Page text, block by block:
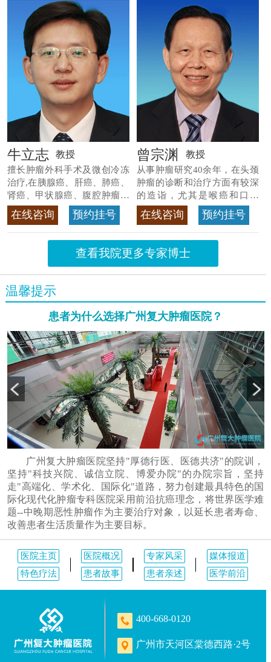
牛立志 教授
擅长肿瘤外科手术及微创冷冻
治疗,在胰腺癌、肝癌、肺癌、
肾癌、甲状腺癌、腹腔肿瘤等
>>查看专家详情
在线咨询 预约挂号
曾宗渊 教授
从事肿瘤研究40余年，在头颈
肿瘤的诊断和治疗方面有较深
的造诣，尤其是喉癌和口腔
癌，迄今仍是广东喉癌单病种
首席专家 >>查看专家详情
在线咨询 预约挂号
查看我院更多专家博士
温馨提示
患者为什么选择广州复大肿瘤医院？
广州复大肿瘤医院坚持"厚德行医、医德共济"的院训，
坚持"科技兴院、诚信立院、博爱办院"的办院宗旨，坚持
走"高端化、学术化、国际化"道路，努力创建最具特色的国
际化现代化肿瘤专科医院采用前沿抗癌理念，将世界医学难
题--中晚期恶性肿瘤作为主要治疗对象，以延长患者寿命、
改善患者生活质量作为主要目标。
医院主页 医院概况 专家风采
媒体报道
特色疗法
患者故事 患者亲述 医学前沿
400-668-0120
广州市天河区棠德西路·2号